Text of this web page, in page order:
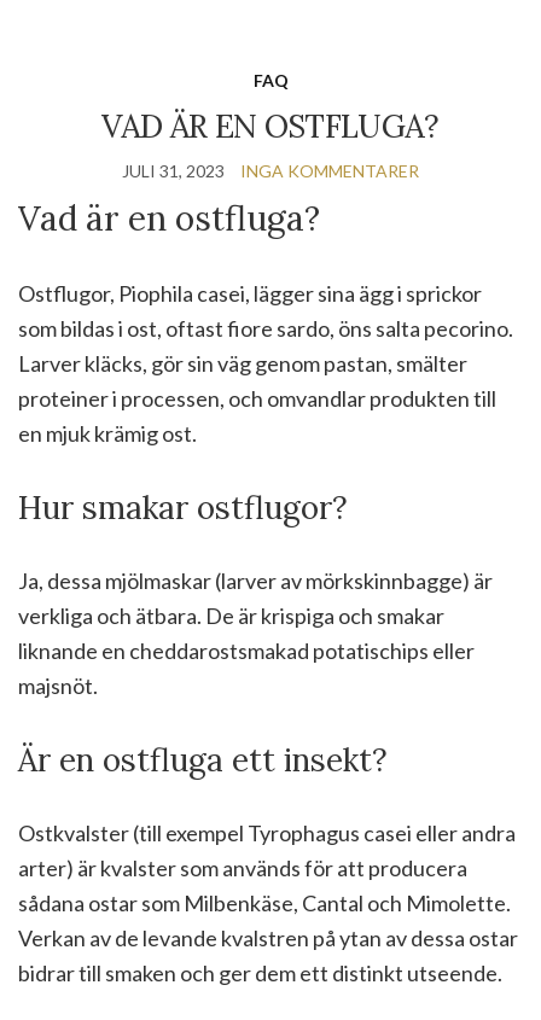
FAQ
VAD ÄR EN OSTFLUGA?
JULI 31, 2023 INGA KOMMENTARER
Vad är en ostfluga?
Ostflugor, Piophila casei, lägger sina ägg i sprickor
som bildas i ost, oftast fiore sardo, öns salta pecorino.
Larver kläcks, gör sin väg genom pastan, smälter
proteiner i processen, och omvandlar produkten till
en mjuk krämig ost.
Hur smakar ostflugor?
Ja, dessa mjölmaskar (larver av mörkskinnbagge) är
verkliga och ätbara. De är krispiga och smakar
liknande en cheddarostsmakad potatischips eller
majsnöt.
Är en ostfluga ett insekt?
Ostkvalster (till exempel Tyrophagus casei eller andra
arter) är kvalster som används för att producera
sådana ostar som Milbenkäse, Cantal och Mimolette.
Verkan av de levande kvalstren på ytan av dessa ostar
bidrar till smaken och ger dem ett distinkt utseende.